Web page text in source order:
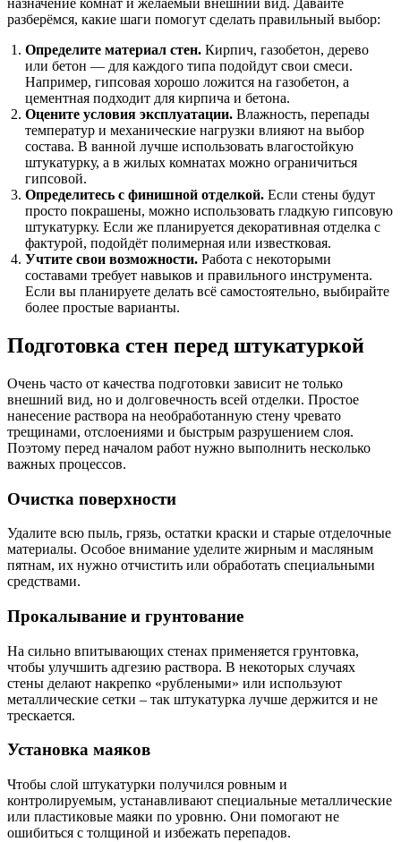
назначение комнат и желаемый внешний вид. Давайте
разберёмся, какие шаги помогут сделать правильный выбор:
Определите материал стен. Кирпич, газобетон, дерево
или бетон — для каждого типа подойдут свои смеси.
Например, гипсовая хорошо ложится на газобетон, а
цементная подходит для кирпича и бетона.
Оцените условия эксплуатации. Влажность, перепады
температур и механические нагрузки влияют на выбор
состава. В ванной лучше использовать влагостойкую
штукатурку, а в жилых комнатах можно ограничиться
гипсовой.
Определитесь с финишной отделкой. Если стены будут
просто покрашены, можно использовать гладкую гипсовую
штукатурку. Если же планируется декоративная отделка с
фактурой, подойдёт полимерная или известковая.
Учтите свои возможности. Работа с некоторыми
составами требует навыков и правильного инструмента.
Если вы планируете делать всё самостоятельно, выбирайте
более простые варианты.
Подготовка стен перед штукатуркой
Очень часто от качества подготовки зависит не только
внешний вид, но и долговечность всей отделки. Простое
нанесение раствора на необработанную стену чревато
трещинами, отслоениями и быстрым разрушением слоя.
Поэтому перед началом работ нужно выполнить несколько
важных процессов.
Очистка поверхности
Удалите всю пыль, грязь, остатки краски и старые отделочные
материалы. Особое внимание уделите жирным и масляным
пятнам, их нужно отчистить или обработать специальными
средствами.
Прокалывание и грунтование
На сильно впитывающих стенах применяется грунтовка,
чтобы улучшить адгезию раствора. В некоторых случаях
стены делают накрепко «рублеными» или используют
металлические сетки – так штукатурка лучше держится и не
трескается.
Установка маяков
Чтобы слой штукатурки получился ровным и
контролируемым, устанавливают специальные металлические
или пластиковые маяки по уровню. Они помогают не
ошибиться с толщиной и избежать перепадов.